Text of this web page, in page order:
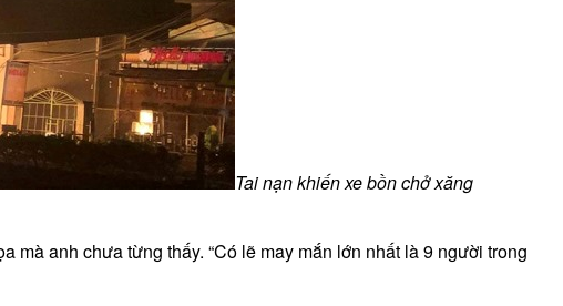
Tai nạn khiến xe bồn chở xăng
mà anh chưa từng thấy. “Có lẽ may mắn lớn nhất là 9 người trong